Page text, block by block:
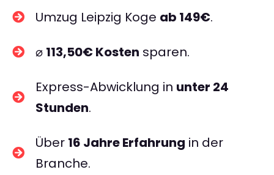
Umzug Leipzig Koge ab 149€.
⌀ 113,50€ Kosten sparen.
Express-Abwicklung in unter 24
Stunden.
Über 16 Jahre Erfahrung in der
Branche.